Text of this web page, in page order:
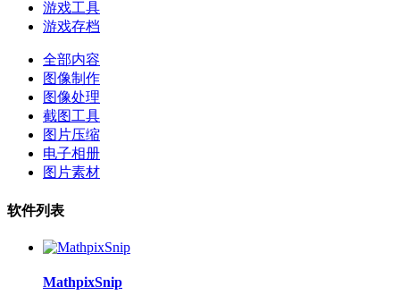
游戏工具
游戏存档
全部内容
图像制作
图像处理
截图工具
图片压缩
电子相册
图片素材
软件列表
MathpixSnip